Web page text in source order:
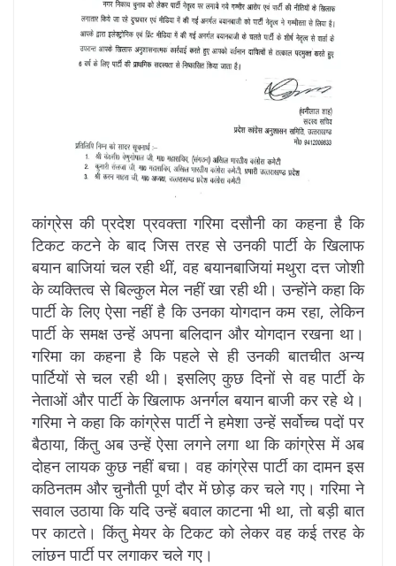
कांग्रेस की प्रदेश प्रवक्ता गरिमा दसौनी का कहना है कि
टिकट कटने के बाद जिस तरह से उनकी पार्टी के खिलाफ
बयान बाजियां चल रही थीं, वह बयानबाजियां मथुरा दत्त जोशी
के व्यक्तित्व से बिल्कुल मेल नहीं खा रही थी। उन्होंने कहा कि
पार्टी के लिए ऐसा नहीं है कि उनका योगदान कम रहा, लेकिन
पार्टी के समक्ष उन्हें अपना बलिदान और योगदान रखना था।
गरिमा का कहना है कि पहले से ही उनकी बातचीत अन्य
पार्टियों से चल रही थी। इसलिए कुछ दिनों से वह पार्टी के
नेताओं और पार्टी के खिलाफ अनर्गल बयान बाजी कर रहे थे।
गरिमा ने कहा कि कांग्रेस पार्टी ने हमेशा उन्हें सर्वोच्च पदों पर
बैठाया, किंतु अब उन्हें ऐसा लगने लगा था कि कांग्रेस में अब
दोहन लायक कुछ नहीं बचा। वह कांग्रेस पार्टी का दामन इस
कठिनतम और चुनौती पूर्ण दौर में छोड़ कर चले गए। गरिमा ने
सवाल उठाया कि यदि उन्हें बवाल काटना भी था, तो बड़ी बात
पर काटते। किंतु मेयर के टिकट को लेकर वह कई तरह के
लांछन पार्टी पर लगाकर चले गए।